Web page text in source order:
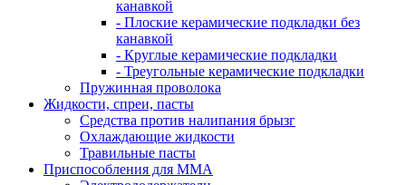
канавкой
- Плоские керамические подкладки без
канавкой
- Круглые керамические подкладки
- Треугольные керамические подкладки
Пружинная проволока
Жидкости, спреи, пасты
Средства против налипания брызг
Охлаждающие жидкости
Травильные пасты
Приспособления для ММА